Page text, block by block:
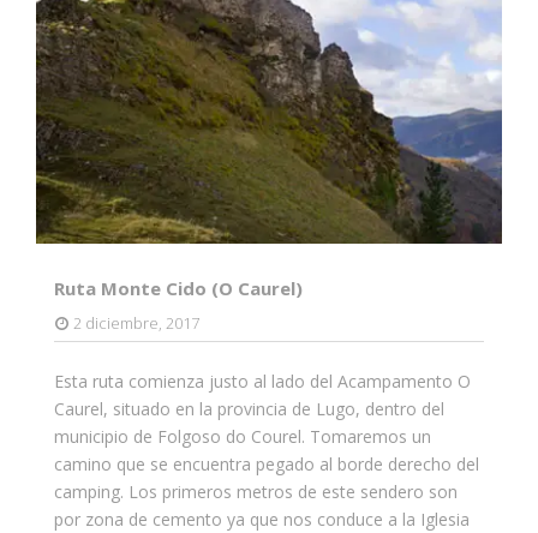
Ruta Monte Cido (O Caurel)
2 diciembre, 2017
Esta ruta comienza justo al lado del Acampamento O
Caurel, situado en la provincia de Lugo, dentro del
municipio de Folgoso do Courel. Tomaremos un
camino que se encuentra pegado al borde derecho del
camping. Los primeros metros de este sendero son
por zona de cemento ya que nos conduce a la Iglesia